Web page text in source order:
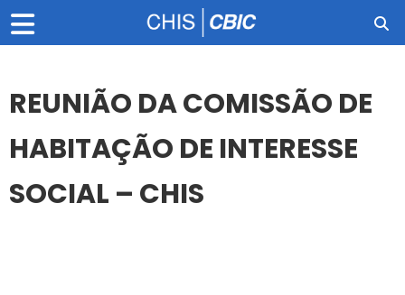
REUNIÃO DA COMISSÃO DE
HABITAÇÃO DE INTERESSE
SOCIAL – CHIS